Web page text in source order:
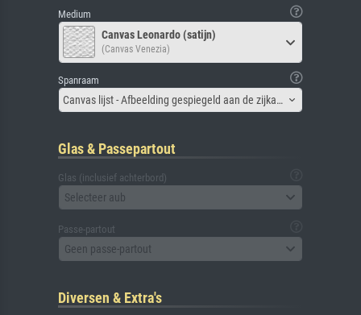
Medium
Canvas Leonardo (satijn)
(Canvas Venezia)
Spanraam
Canvas lijst - Afbeelding gespiegeld aan de zijkant
Glas & Passepartout
Glas (inclusief achterbord)
Selecteer aub
Passe-partout
Geen passe-partout
Diversen & Extra's